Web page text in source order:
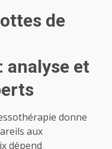
de
analyse et
donne
aux
dépend